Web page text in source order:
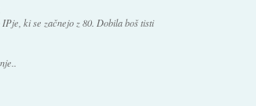
ki se začnejo z 80. Dobila boš tisti